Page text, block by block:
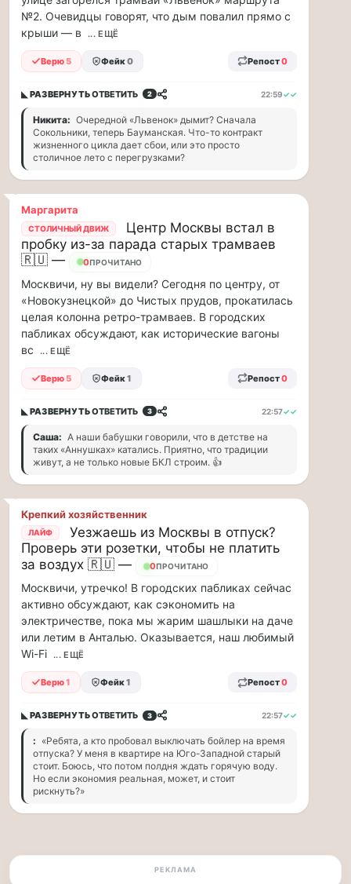
Москвичи,
привет!
Пока
мы
в
столице
обсуждаем
новые
тарифы,
электробусы
и
дефицит
курьеров,
в
регионах
нашли
свой
«гениальный»
способ
решать
проблемы
с
Я
считаю,
что
тепрь
нам
должны
заправщики
чаевые…
Я
считаю,
что
тепрь
нам
заправщики
чаевые
давать,
что
с
такими
ценами
в
№2. Очевидцы говорят, что дым повалил прямо с
крыши — в
... ЕЩЁ
Верю 5 Фейк0 Репост0
◣ РАЗВЕРНУТЬОТВЕТИТЬ 2 22:59✓✓
Никита: Очередной «Львенок» дымит? Сначала
Сокольники, теперь Бауманская. Что-то контракт
жизненного цикла дает сбои, или это просто
столичное лето с перегрузками?
Маргарита
СТОЛИЧНЫЙ ДВИЖ
Центр Москвы встал в
пробку из-за парада старых трамваев
🇷🇺 —
0ПРОЧИТАНО
Москвичи, ну вы видели? Сегодня по центру, от
«Новокузнецкой» до Чистых прудов, прокатилась
целая колонна ретро-трамваев. В городских
пабликах обсуждают, как исторические вагоны
вс
... ЕЩЁ
Верю 5 Фейк1 Репост0
◣ РАЗВЕРНУТЬОТВЕТИТЬ 3 22:57✓✓
Саша: А наши бабушки говорили, что в детстве на
таких «Аннушках» катались. Приятно, что традиции
живут, а не только новые БКЛ строим. 👍
Крепкий хозяйственник
ЛАЙФ
Уезжаешь из Москвы в отпуск?
Проверь эти розетки, чтобы не платить
за воздух 🇷🇺 —
0ПРОЧИТАНО
Москвичи, утречко! В городских пабликах сейчас
активно обсуждают, как сэкономить на
электричестве, пока мы жарим шашлыки на даче
или летим в Анталью. Оказывается, наш любимый
Wi-Fi ... ЕЩЁ
Верю1 Фейк1 Репост0
◣ РАЗВЕРНУТЬОТВЕТИТЬ 3 22:57✓✓
: «Ребята, а кто пробовал выключать бойлер на время
отпуска? У меня в квартире на Юго-Западной старый
стоит. Боюсь, что потом полдня ждать горячую воду.
Но если экономия реальная, может, и стоит
рискнуть?»
РЕКЛАМА